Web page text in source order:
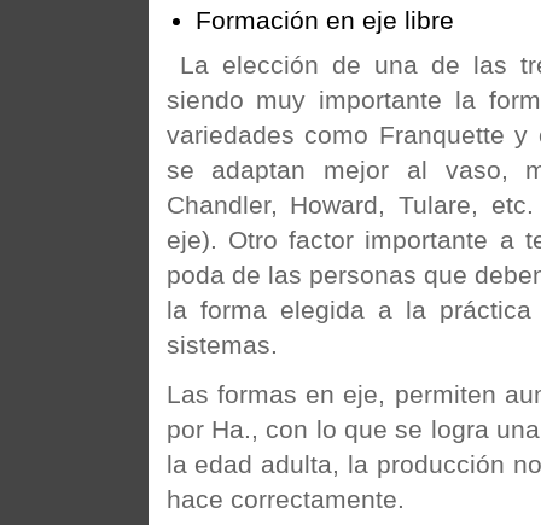
Formación en eje
La elección de una de las
siendo muy importante la
variedades como Franquette
se adaptan mejor al vaso,
Chandler, Howard, Tulare,
eje). Otro factor importante a
poda de las personas que
la forma elegida a la
sistemas.
Las formas en eje, permiten
por Ha., con lo que se logra
la edad adulta, la producción
hace correctamente.